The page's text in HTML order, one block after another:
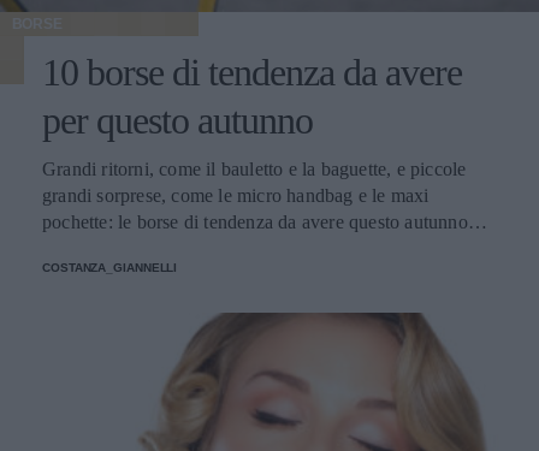
BORSE
10 borse di tendenza da avere
per questo autunno
Grandi ritorni, come il bauletto e la baguette, e piccole
grandi sorprese, come le micro handbag e le maxi
pochette: le borse di tendenza da avere questo autunno
COSTANZA_GIANNELLI